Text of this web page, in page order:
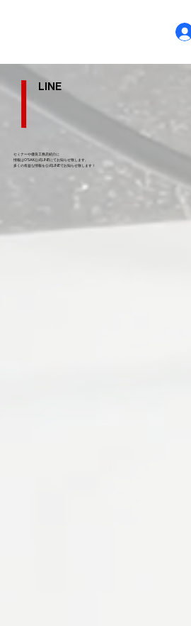
LINE
セミナーや優良工務店紹介に
情報はO'SAK公式LINEにてお知らせ致します。
​多くの有益な情報を公式LINEでお知らせ致します！